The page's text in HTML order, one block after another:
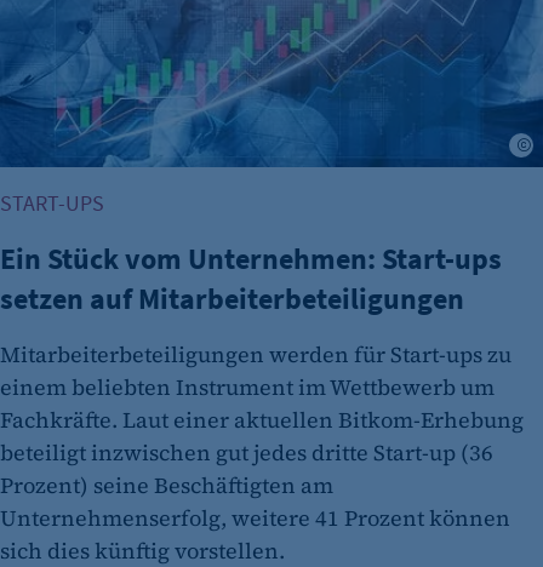
START-UPS
Ein Stück vom Unternehmen: Start-ups
setzen auf Mitarbeiterbeteiligungen
Mitarbeiterbeteiligungen werden für Start-ups zu
einem beliebten Instrument im Wettbewerb um
Fachkräfte. Laut einer aktuellen Bitkom-Erhebung
beteiligt inzwischen gut jedes dritte Start-up (36
Prozent) seine Beschäftigten am
Unternehmenserfolg, weitere 41 Prozent können
sich dies künftig vorstellen.